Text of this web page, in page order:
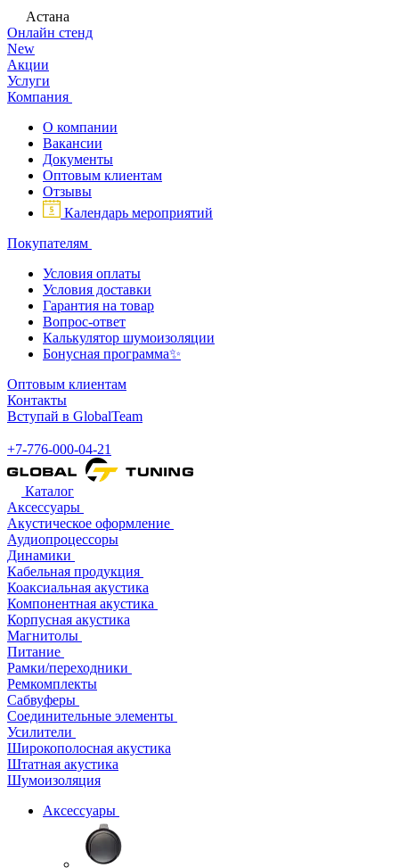
Астана
Онлайн стенд
New
Акции
Услуги
Компания
О компании
Вакансии
Документы
Оптовым клиентам
Отзывы
Календарь мероприятий
Покупателям
Условия оплаты
Условия доставки
Гарантия на товар
Вопрос-ответ
Калькулятор шумоизоляции
Бонусная программа✨
Оптовым клиентам
Контакты
Вступай в GlobalTeam
+7-776-000-04-21
Каталог
Аксессуары
Акустическое оформление
Аудиопроцессоры
Динамики
Кабельная продукция
Коаксиальная акустика
Компонентная акустика
Корпусная акустика
Магнитолы
Питание
Рамки/переходники
Ремкомплекты
Сабвуферы
Соединительные элементы
Усилители
Широкополосная акустика
Штатная акустика
Шумоизоляция
Аксессуары